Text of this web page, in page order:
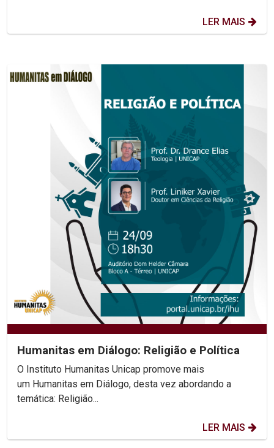
LER MAIS
Humanitas em Diálogo: Religião e Política
O Instituto Humanitas Unicap promove mais
um Humanitas em Diálogo, desta vez abordando a
temática: Religião...
LER MAIS